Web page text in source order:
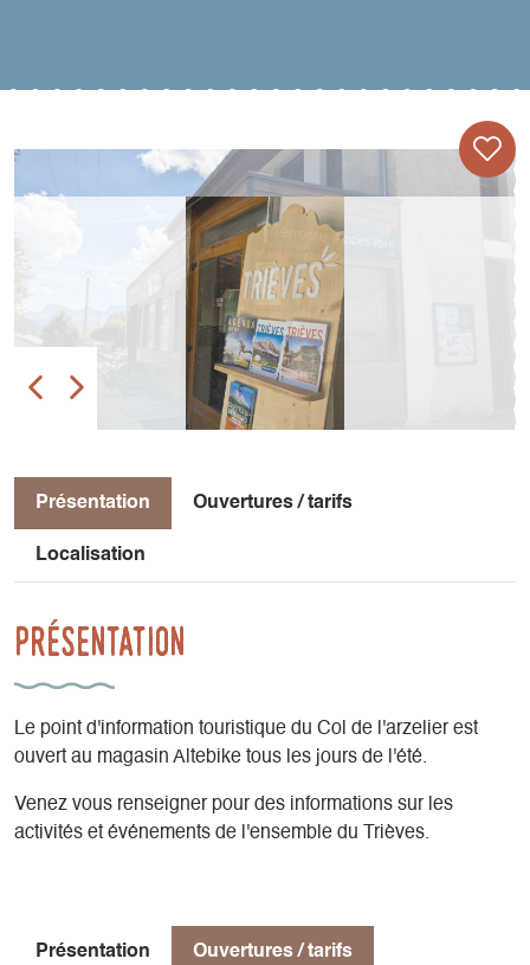
Présentation Ouvertures / tarifs
Localisation
Présentation
Le point d'information touristique du Col de l'arzelier est
ouvert au magasin Altebike tous les jours de l'été.
Venez vous renseigner pour des informations sur les
activités et événements de l'ensemble du Trièves.
Présentation Ouvertures / tarifs